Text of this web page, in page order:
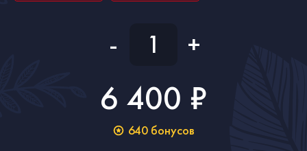
- +
6 400 ₽
640 бонусов